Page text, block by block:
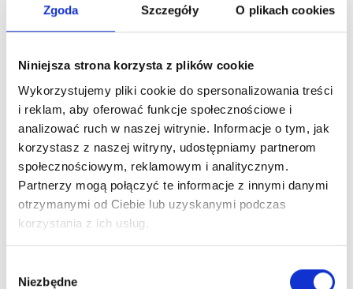
Zgoda Szczegóły O plikach cookies
Niniejsza strona korzysta z plików cookie
Wykorzystujemy pliki cookie do spersonalizowania treści
i reklam, aby oferować funkcje społecznościowe i
analizować ruch w naszej witrynie. Informacje o tym, jak
korzystasz z naszej witryny, udostępniamy partnerom
społecznościowym, reklamowym i analitycznym.
Partnerzy mogą połączyć te informacje z innymi danymi
otrzymanymi od Ciebie lub uzyskanymi podczas
korzystania z ich usług.
zgody
Niezbędne
Zaloguj się
Dlaczego warto?
Oryginalny produkt z autoryzowanej
dystrybucji
Wysyłka 24h z magazynu w Polsce